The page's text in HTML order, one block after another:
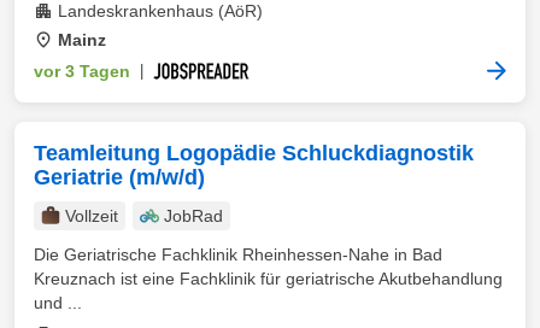
Landeskrankenhaus (AöR)
Mainz
vor 3 Tagen
Teamleitung Logopädie Schluckdiagnostik
Geriatrie (m/w/d)
Vollzeit
JobRad
Die Geriatrische Fachklinik Rheinhessen-Nahe in Bad
Kreuznach ist eine Fachklinik für geriatrische Akutbehandlung
und ...